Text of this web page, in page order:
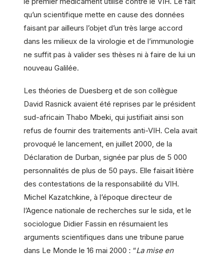
qu’un scientifique mette en cause des données
faisant par ailleurs l’objet d’un très large accord
dans les milieux de la virologie et de l’immunologie
ne suffit pas à valider ses thèses ni à faire de lui un
nouveau Galilée.
Les théories de Duesberg et de son collègue
David Rasnick avaient été reprises par le président
sud-africain Thabo Mbeki, qui justifiait ainsi son
refus de fournir des traitements anti-VIH. Cela avait
provoqué le lancement, en juillet 2000, de la
Déclaration de Durban, signée par plus de 5 000
personnalités de plus de 50 pays. Elle faisait litière
des contestations de la responsabilité du VIH.
Michel Kazatchkine, à l’époque directeur de
l’Agence nationale de recherches sur le sida, et le
sociologue Didier Fassin en résumaient les
arguments scientifiques dans une tribune parue
dans Le Monde le 16 mai 2000 : “La mise en